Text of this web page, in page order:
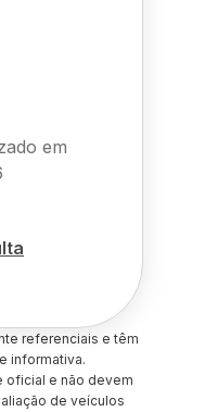
em
referenciais e têm
informativa.
oficial e não devem
de veículos